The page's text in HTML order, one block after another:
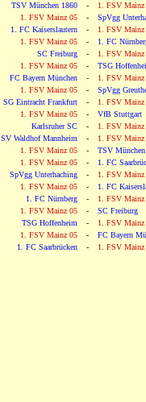
TSV München 1860 -
1. FSV Mainz
1. FSV Mainz 05 -
SpVgg
1. FC Kaiserslautern -
1. FSV Mainz
1. FSV Mainz 05 -
1. FC
SC Freiburg -
1. FSV Mainz
1. FSV Mainz 05 -
TSG
FC Bayern München -
1. FSV Mainz
1. FSV Mainz 05 -
SpVgg
SG Eintracht Frankfurt -
1. FSV Mainz
1. FSV Mainz 05 -
VfB Stuttgart
Karlsruher SC -
1. FSV Mainz
SV Waldhof Mannheim -
1. FSV Mainz
1. FSV Mainz 05 -
TSV
1. FSV Mainz 05 -
1. FC
SpVgg Unterhaching -
1. FSV Mainz
1. FSV Mainz 05 -
1. FC
1. FC Nürnberg -
1. FSV Mainz
1. FSV Mainz 05 -
SC Freiburg
TSG Hoffenheim -
1. FSV Mainz
1. FSV Mainz 05 -
FC Bayern
1. FC Saarbrücken - 1. FSV Mainz